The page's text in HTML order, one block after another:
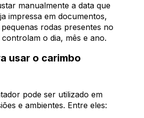
manualmente a data que
impressa em documentos,
rodas presentes no
o dia, mês e ano.
usar o carimbo
pode ser utilizado em
e ambientes. Entre eles: